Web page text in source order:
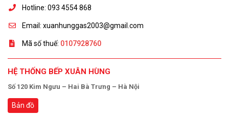
Hotline: 093 4554 868
Email: xuanhunggas2003@gmail.com
Mã số thuế: 0107928760
HỆ THỐNG BẾP XUÂN HÙNG
Số 120 Kim Ngưu – Hai Bà Trưng – Hà Nội
Bản đồ